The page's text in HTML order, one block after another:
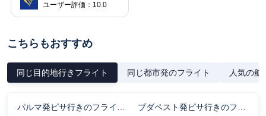
ユーザー評価：10.0
こちらもおすすめ
同じ目的地行きフライト 同じ都市発のフライト 人気の航